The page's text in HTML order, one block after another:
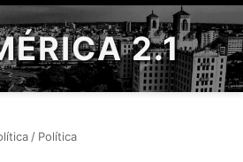
2.1
/ Política